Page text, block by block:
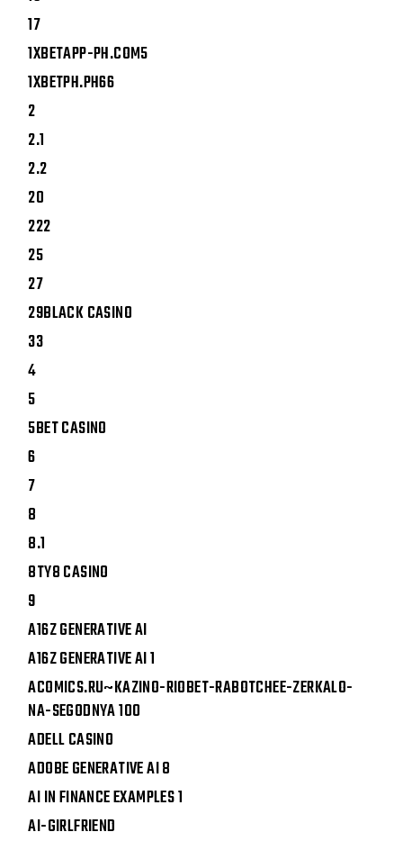
17
1XBETAPP-PH.COM5
1XBETPH.PH66
2
2.1
2.2
20
222
25
27
29BLACK CASINO
33
4
5
5BET CASINO
6
7
8
8.1
8TY8 CASINO
9
A16Z GENERATIVE AI
A16Z GENERATIVE AI 1
ACOMICS.RU~KAZINO-RIOBET-RABOTCHEE-ZERKALO-
NA-SEGODNYA 100
ADELL CASINO
ADOBE GENERATIVE AI 8
AI IN FINANCE EXAMPLES 1
AI-GIRLFRIEND